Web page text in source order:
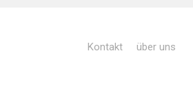
Kontakt über uns